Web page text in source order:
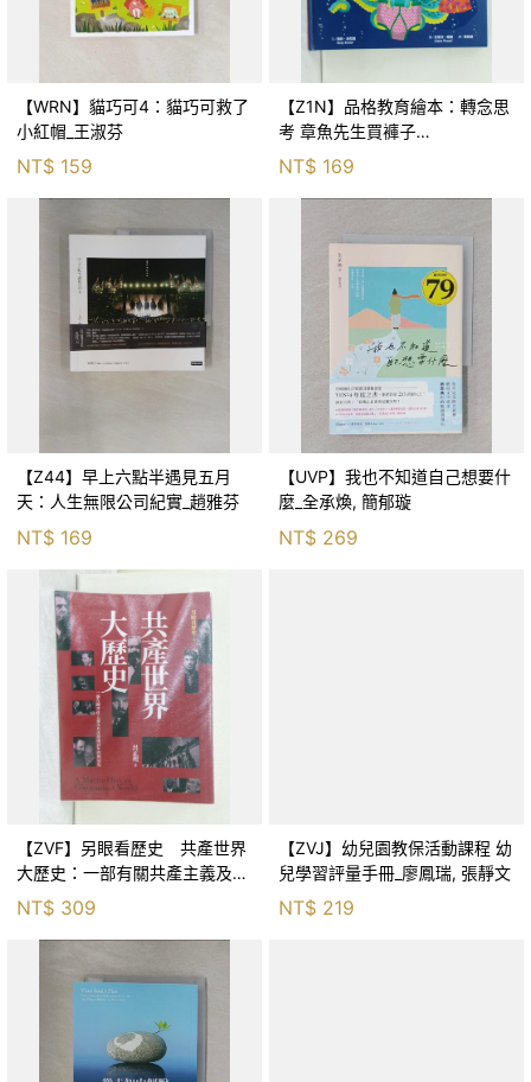
【WRN】貓巧可4：貓巧可救了
小紅帽_王淑芬
NT$ 159
【Z1N】品格教育繪本：轉念思
考 章魚先生買褲子
(Octopants)_蘇西‧西尼爾, 黃筱
NT$ 169
【Z44】早上六點半遇見五月
天：人生無限公司紀實_趙雅芬
NT$ 169
【UVP】我也不知道自己想要什
麼_全承煥, 簡郁璇
NT$ 269
【ZVF】另眼看歷史 共產世界
大歷史：一部有關共產主義及共
產黨兩百年的興衰史_呂正理
NT$ 309
【ZVJ】幼兒園教保活動課程 幼
兒學習評量手冊_廖鳳瑞, 張靜文
NT$ 219